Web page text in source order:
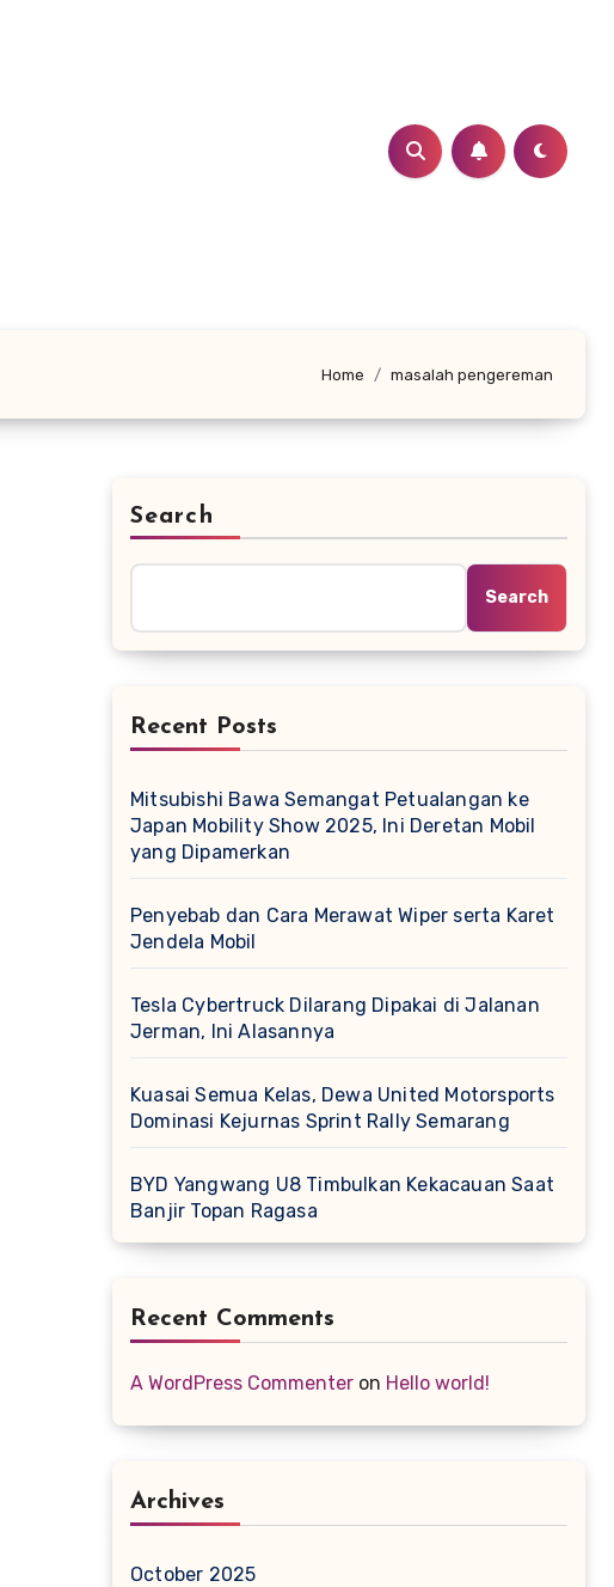
Home masalah pengereman
Search
Search
Recent Posts
Mitsubishi Bawa Semangat Petualangan ke
Japan Mobility Show 2025, Ini Deretan Mobil
yang Dipamerkan
Penyebab dan Cara Merawat Wiper serta Karet
Jendela Mobil
Tesla Cybertruck Dilarang Dipakai di Jalanan
Jerman, Ini Alasannya
Kuasai Semua Kelas, Dewa United Motorsports
Dominasi Kejurnas Sprint Rally Semarang
BYD Yangwang U8 Timbulkan Kekacauan Saat
Banjir Topan Ragasa
Recent Comments
A WordPress Commenter on Hello world!
Archives
October 2025